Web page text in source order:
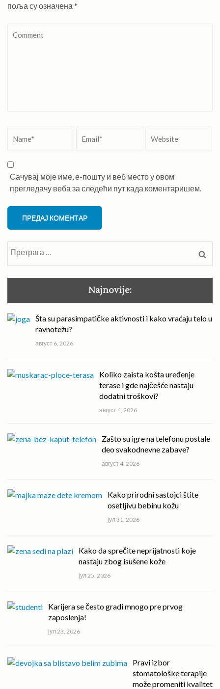
поља су означена *
Сачувај моје име, е-пошту и веб место у овом
прегледачу веба за следећи пут када коментаришем.
Najnovije:
Šta su parasimpatičke aktivnosti i kako vraćaju telo u
ravnotežu?
август 6, 2026
Koliko zaista košta uređenje
terase i gde najčešće nastaju
dodatni troškovi?
август 4, 2026
Zašto su igre na telefonu postale
deo svakodnevne zabave?
август 4, 2026
Kako prirodni sastojci štite
osetljivu bebinu kožu
јул 31, 2026
Kako da sprečite neprijatnosti koje
nastaju zbog isušene kože
јул 25, 2026
Karijera se često gradi mnogo pre prvog
zaposlenja!
јул 23, 2026
Pravi izbor
stomatološke terapije
može promeniti kvalitet